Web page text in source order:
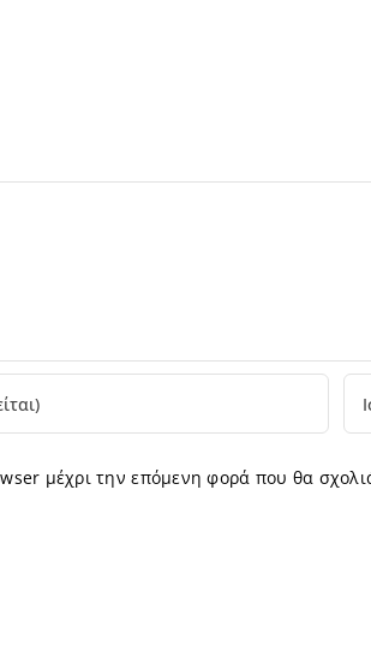
μέχρι την επόμενη φορά που θα